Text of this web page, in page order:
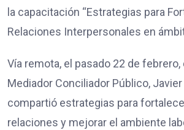
la capacitación “Estrategias para
Relaciones Interpersonales en
Vía remota, el pasado 22 de
Mediador Conciliador Público,
compartió estrategias para
relaciones y mejorar el ambiente